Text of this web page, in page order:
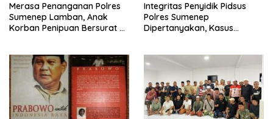
Merasa Penanganan Polres
Sumenep Lamban, Anak
Korban Penipuan Bersurat ke
Integritas Penyidik Pidsus
Polres Sumenep
Dipertanyakan, Kasus
Kepastian